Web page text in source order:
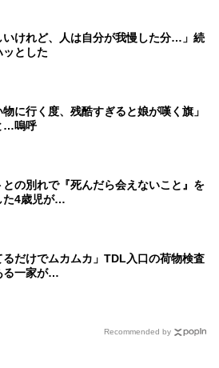
いけれど、人は自分が我慢した分…」続
ッとした
物に行く度、残酷すぎると娘が嘆く旗」
…嗚呼
との別れで『死んだら会えないこと』を
た4歳児が…
るだけでムカムカ」TDL入口の荷物検査
る一家が…
Recommended by